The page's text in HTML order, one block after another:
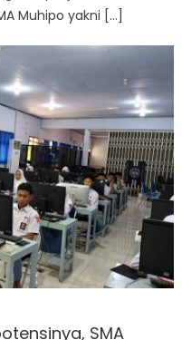
Muhipo yakni […]
SMA